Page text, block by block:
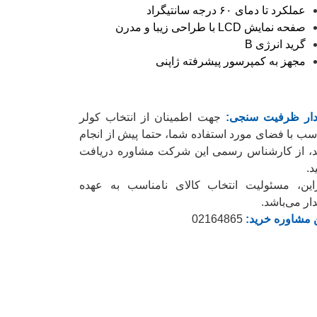
عملکرد تا دمای ۶۰ درجه سانتیگراد
صفحه نمایش LCD با طراحی زیبا و مدرن
گرید انرژی B
مجهز به کمپرسور پیشرفته ژاپنی
ظرفیت سنجی: جهت اطمینان از انتخاب کولر
با فضای مورد استفاده شما، حتما پیش از انجام
از کارشناس رسمی این شرکت مشاوره دریافت
مسئولیت انتخاب کالای نامناسب به عهده
می‌باشد.
مشاوره خرید: